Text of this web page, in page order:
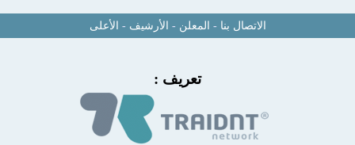
الاتصال بنا-المعلن-الأرشيف -الأعلى
تعريف :